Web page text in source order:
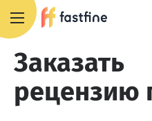
Заказать
рецензию